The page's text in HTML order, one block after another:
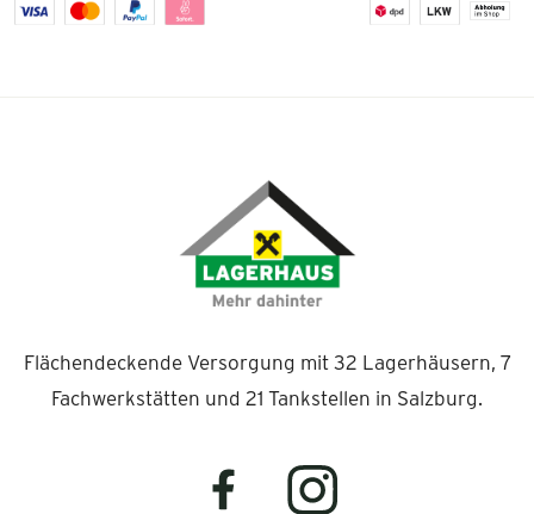
Flächendeckende Versorgung mit 32 Lagerhäusern, 7
Fachwerkstätten und 21 Tankstellen in Salzburg.